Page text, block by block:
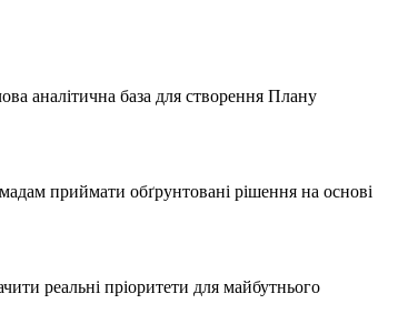
аналітична база для створення Плану
приймати обґрунтовані рішення на основі
реальні пріоритети для майбутнього